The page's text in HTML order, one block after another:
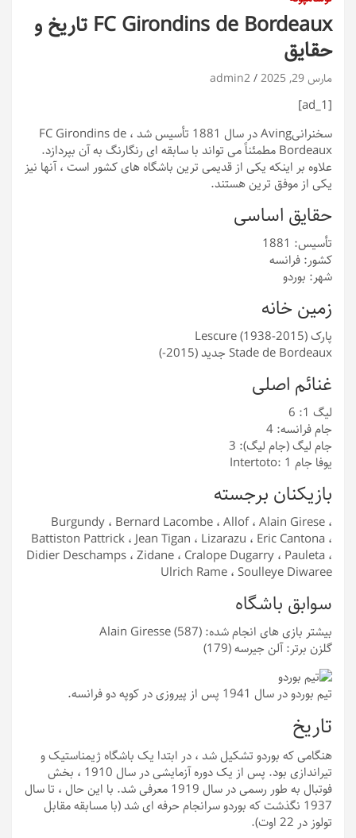
FC Girondins de Bordeaux تاریخ و
حقایق
مارس 29, 2025 admin2
[ad_1]
سخنرانی
Aving در سال 1881 تأسیس شد ، FC Girondins de
Bordeaux مطمئناً می تواند با سابقه ای رنگارنگ به آن بپردازد.
علاوه بر اینکه یکی از قدیمی ترین باشگاه های کشور است ، آنها نیز
یکی از موفق ترین هستند.
حقایق اساسی
تأسیس: 1881
کشور: فرانسه
شهر: بوردو
زمین خانه
پارک Lescure (1938-2015)
Stade de Bordeaux جدید (2015-)
غنائم اصلی
لیگ 1: 6
جام فرانسه: 4
جام لیگ (جام لیگ): 3
یوفا جام Intertoto: 1
بازیکنان برجسته
Burgundy ، Bernard Lacombe ، Allof ، Alain Girese ،
Battiston Pattrick ، ​​Jean Tigan ، Lizarazu ، Eric Cantona ،
Didier Deschamps ، Zidane ، Cralope Dugarry ، Pauleta ،
Ulrich Rame ، Soulleye Diwaree
سوابق باشگاه
بیشتر بازی های انجام شده: Alain Giresse (587)
گلزن برتر: آلن جیرسه (179)
تیم بوردو در سال 1941 پس از پیروزی در کوپه دو فرانسه.
تاریخ
هنگامی که بوردو تشکیل شد ، در ابتدا یک باشگاه ژیمناستیک و
تیراندازی بود. پس از یک دوره آزمایشی در سال 1910 ، بخش
فوتبال به طور رسمی در سال 1919 معرفی شد. با این حال ، تا سال
1937 نگذشت که بوردو سرانجام حرفه ای شد (با مسابقه مقابل
تولوز در 22 اوت).